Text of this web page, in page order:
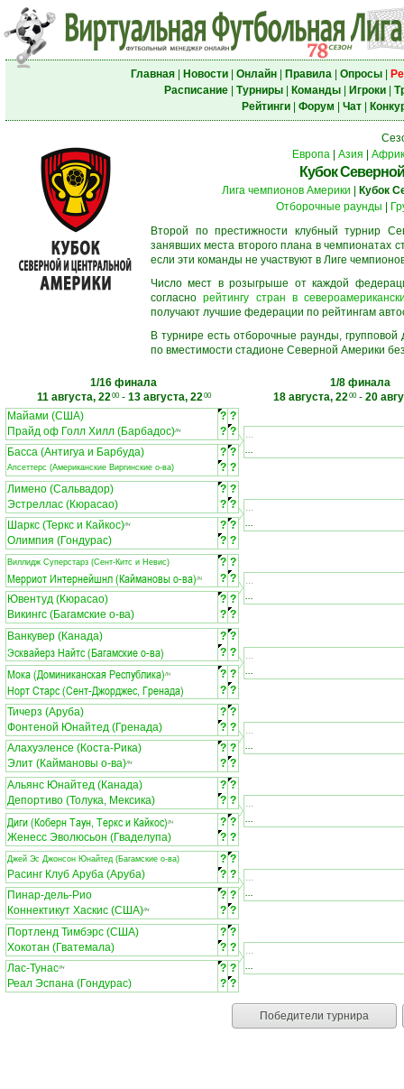
Главная| Новости| Онлайн| Правила| Опросы|
Расписание| Турниры| Команды| Игроки|
Рейтинги| Форум Чат|
Европа| Азия
Кубок
Лига чемпионов Америки
Кубок
Отборочные раунды
Второй по престижности клубный турнир
занявших места второго плана в чемпионатах
если эти команды не участвуют в Лиге
Число мест в розыгрыше от каждой
согласнорейтингу стран в
получают лучшие федерации по рейтингам
В турнире есть отборочные раунды,
по вместимости стадионе Северной Америки
1/16 финала
11 августа, 2200- 13 августа, 2200
1/8 финала
18 августа, 2200- 20
Майами (США)
? ?
Прайд оф Голл Хилл (Барбадос)ЛЧ ? ?
Басса (Антигуа и Барбуда)
? ?
Апсеттерс (Американские Виргинские о-ва) ? ?
...
...
Лимено (Сальвадор) ? ?
Эстреллас (Кюрасао)
? ?
Шаркс (Теркс и Кайкос)ЛЧ ? ?
Олимпия (Гондурас)
? ?
...
...
Виллидж Суперстарз (Сент-Китс и Невис) ? ?
Мерриот Интернейшнл (Каймановы о-ва)ЛЧ ? ?
Ювентуд (Кюрасао)
? ?
Викингс (Багамские о-ва)
? ?
...
...
Ванкувер (Канада) ? ?
Эсквайерз Найтс (Багамские о-ва) ? ?
Мока (Доминиканская Республика)ЛЧ ? ?
Норт Старс (Сент-Джорджес, Гренада) ? ?
...
...
Тичерз (Аруба) ? ?
Фонтеной Юнайтед (Гренада)
? ?
Алахуэленсе (Коста-Рика)
? ?
Элит (Каймановы о-ва)ЛЧ ? ?
...
...
Альянс Юнайтед (Канада) ? ?
Депортиво (Толука, Мексика)
? ?
Диги (Коберн Таун, Теркс и Кайкос)ЛЧ ? ?
Женесс Эволюсьон (Гваделупа)
? ?
...
...
Джей Эс Джонсон Юнайтед (Багамские о-ва) ? ?
Расинг Клуб Аруба (Аруба)
? ?
Пинар-дель-Рио
? ?
Коннектикут Хаскис (США)ЛЧ ? ?
...
...
Портленд Тимбэрс (США) ? ?
Хокотан (Гватемала)
? ?
Лас-ТунасЛЧ ? ?
Реал Эспана (Гондурас)
? ?
...
...
Победители турнира